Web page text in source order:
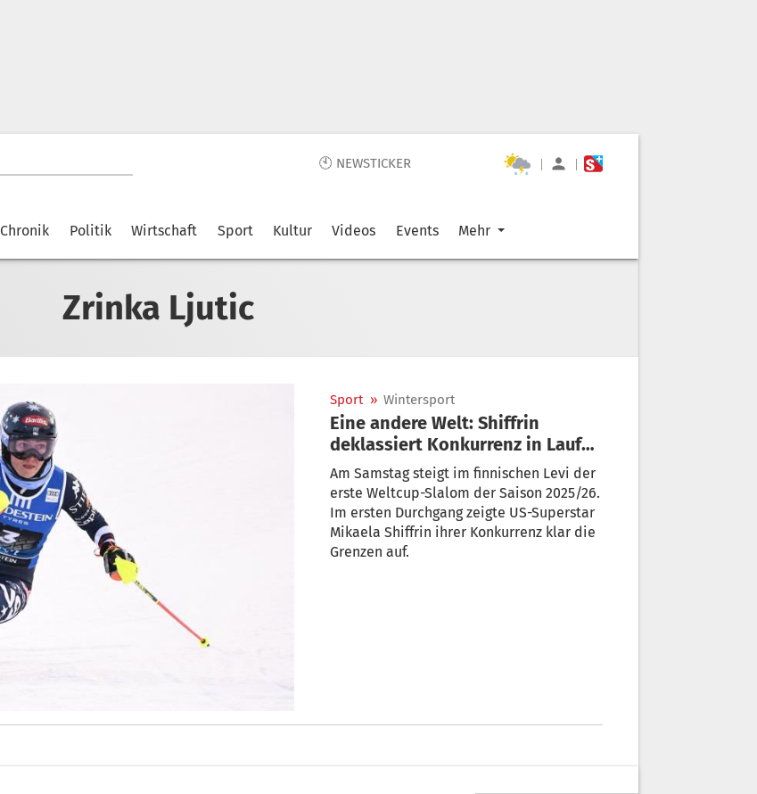
🕙 NEWSTICKER | |
Chronik Politik Wirtschaft Sport Kultur Videos Events Mehr
Zrinka Ljutic
Sport » Wintersport
Eine andere Welt: Shiffrin
deklassiert Konkurrenz in Lauf
eins
Am Samstag steigt im finnischen Levi der
erste Weltcup-Slalom der Saison 2025/26.
Im ersten Durchgang zeigte US-Superstar
Mikaela Shiffrin ihrer Konkurrenz klar die
Grenzen auf.